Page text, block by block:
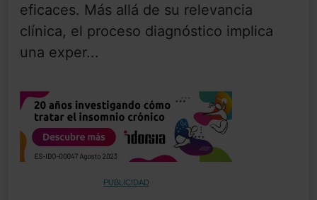
eficaces. Más allá de su relevancia
clínica, el proceso diagnóstico implica
una exper...
PUBLICIDAD